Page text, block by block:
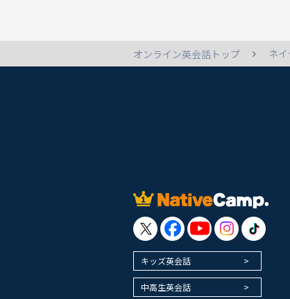
オンライン英会話トップ ネ
キッズ英会話
中高生英会話